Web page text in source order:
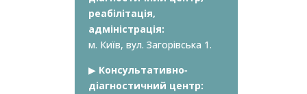
реабілітація,
адміністрація:
м. Київ, вул. Загорівська 1.
▶︎ Консультативно-
діагностичний центр: